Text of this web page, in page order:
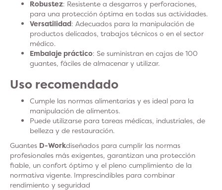
Robustez: Resistente a desgarros y perforaciones,
para una protección óptima en todas sus actividades.
Versatilidad: Adecuados para la manipulación de
productos delicados, trabajos técnicos o en el sector
médico.
Embalaje práctico: Se suministran en cajas de 100
guantes, fáciles de almacenar y utilizar.
Uso recomendado
Cumple las normas alimentarias y es ideal para la
manipulación de alimentos.
Puede utilizarse para tareas médicas, industriales, de
belleza y de restauración.
Guantes D-Workdiseñados para cumplir las normas
profesionales más exigentes, garantizan una protección
fiable, un confort óptimo y el pleno cumplimiento de la
normativa vigente. Imprescindibles para combinar
rendimiento y seguridad